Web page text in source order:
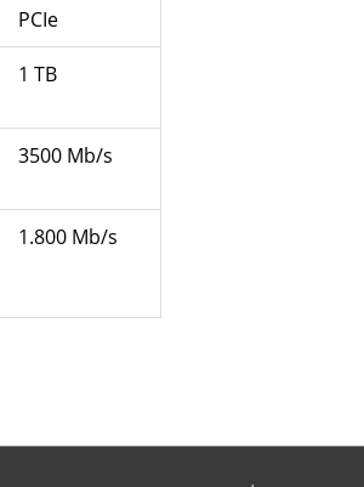
PCIe
1 TB
3500 Mb/s
1.800 Mb/s